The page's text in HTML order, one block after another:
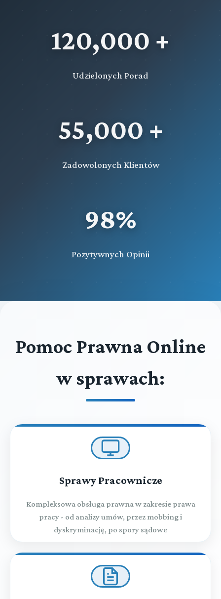
120,000 +
Udzielonych Porad
55,000 +
Zadowolonych Klientów
98%
Pozytywnych Opinii
Pomoc Prawna Online
w sprawach:
Sprawy Pracownicze
Kompleksowa obsługa prawna w zakresie prawa
pracy - od analizy umów, przez mobbing i
dyskryminację, po spory sądowe